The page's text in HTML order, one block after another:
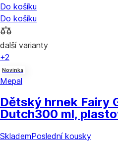
Do košíku
Do košíku
další varianty
+2
Novinka
Mepal
Dětský hrnek Fairy
Dutch300 ml,
SklademPoslední kousky